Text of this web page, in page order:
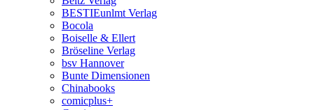
BESTIEunlmt Verlag
Bocola
Boiselle & Ellert
Bröseline Verlag
bsv Hannover
Bunte Dimensionen
Chinabooks
comicplus+